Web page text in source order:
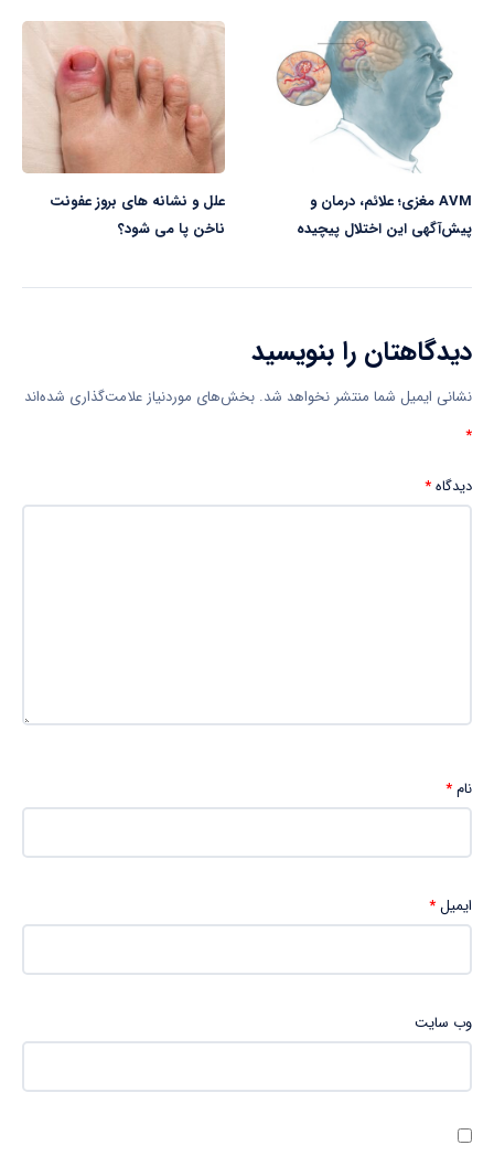
AVM مغزی؛ علائم، درمان و
پیش‌آگهی این اختلال پیچیده
علل و نشانه های بروز عفونت
ناخن پا می شود؟
دیدگاهتان را بنویسید
نشانی ایمیل شما منتشر نخواهد شد. بخش‌های موردنیاز علامت‌گذاری شده‌اند
*
دیدگاه*
نام*
ایمیل*
وب‌ سایت